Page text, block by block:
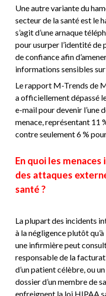
Une autre variante du
secteur de la santé est le
s’agit d’une arnaque
pour usurper l’identité de
de confiance afin
informations sensibles sur
Le rapport M-Trends de
a officiellement dépassé
e-mail pour devenir l’une
menace, représentant 11
contre seulement 6 %
En quoi les
des attaques
santé ?
La plupart des incidents
à la négligence plutôt
une infirmière peut
responsable de la
d’un patient célèbre, ou
dossier d’un membre de
enfreignent la loi HIPAA